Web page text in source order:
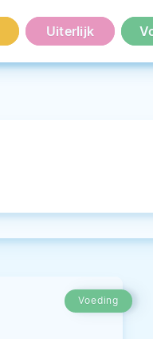
Uiterlijk
Voeding